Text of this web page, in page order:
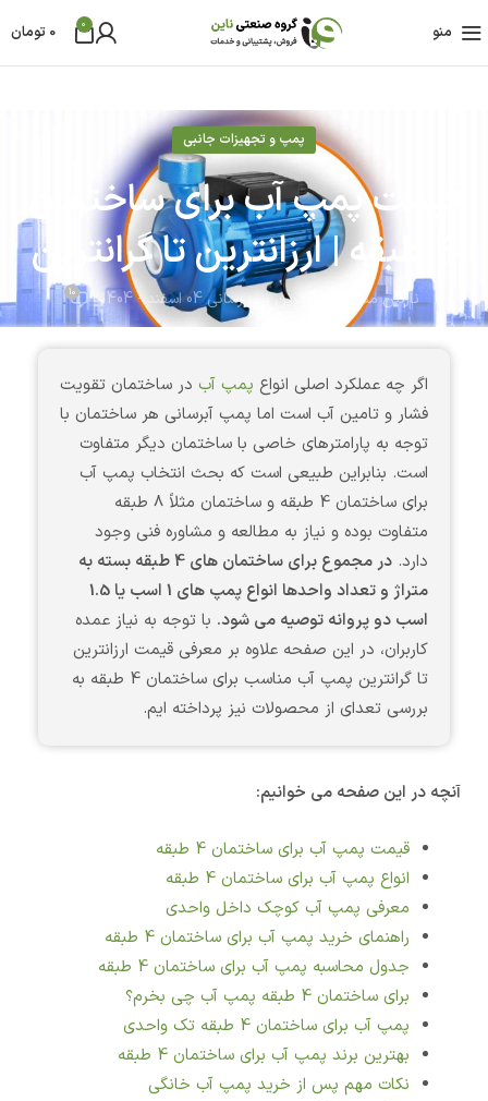
منو 0
0 تومان
پمپ و تجهیزات جانبی
قیمت پمپ آب برای ساختمان
نازنین مشایخی آخرین بروز رسانی 04 اسفند - 1404 10
اگر چه عملکرد اصلی انواع پمپ آب در ساختمان تقویت
فشار و تامین آب است اما پمپ آبرسانی هر ساختمان با
توجه به پارامترهای خاصی با ساختمان دیگر متفاوت
است. بنابراین طبیعی است که بحث انتخاب پمپ آب
برای ساختمان 4 طبقه و ساختمان مثلاً 8 طبقه
متفاوت بوده و نیاز به مطالعه و مشاوره فنی وجود
دارد.
در مجموع برای ساختمان های 4 طبقه بسته به
متراژ و تعداد واحدها انواع پمپ های 1 اسب یا 1.5
اسب دو پروانه توصیه می شود. با توجه به نیاز عمده
کاربران، در این صفحه علاوه بر معرفی قیمت ارزانترین
تا گرانترین پمپ آب مناسب برای ساختمان 4 طبقه به
بررسی تعدای از محصولات نیز پرداخته ایم.
آنچه در این صفحه می خوانیم:
قیمت پمپ آب برای ساختمان 4 طبقه
انواع پمپ آب برای ساختمان 4 طبقه
معرفی پمپ آب کوچک داخل واحدی
راهنمای خرید پمپ آب برای ساختمان 4 طبقه
جدول محاسبه پمپ آب برای ساختمان 4 طبقه
برای ساختمان 4 طبقه پمپ آب چی بخرم؟
پمپ آب برای ساختمان 4 طبقه تک واحدی
بهترین برند پمپ آب برای ساختمان 4 طبقه
نکات مهم پس از خرید پمپ آب خانگی